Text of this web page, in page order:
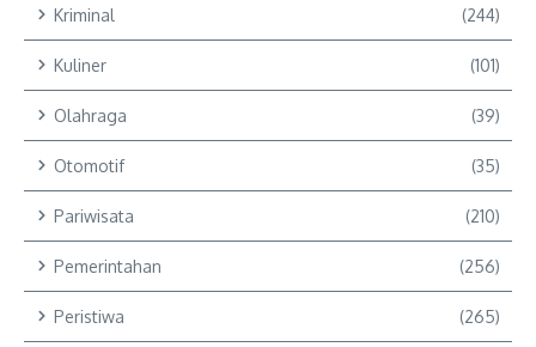
Kriminal (244)
Kuliner (101)
Olahraga (39)
Otomotif (35)
Pariwisata (210)
Pemerintahan (256)
Peristiwa (265)